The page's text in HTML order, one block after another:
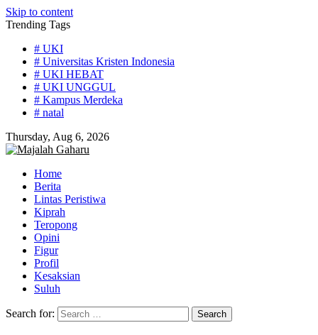
Skip to content
Trending Tags
# UKI
# Universitas Kristen Indonesia
# UKI HEBAT
# UKI UNGGUL
# Kampus Merdeka
# natal
Thursday, Aug 6, 2026
Home
Berita
Lintas Peristiwa
Kiprah
Teropong
Opini
Figur
Profil
Kesaksian
Suluh
Search for: